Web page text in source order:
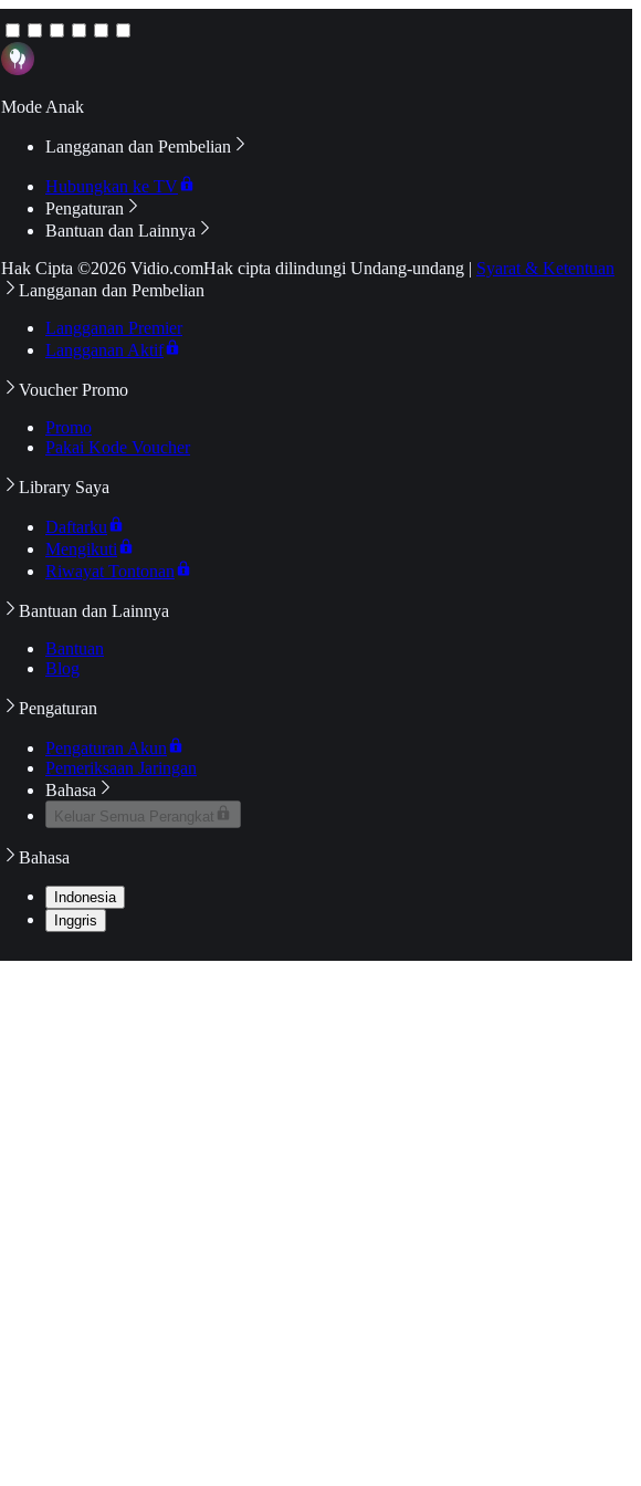
Mode Anak
Langganan dan Pembelian
Hubungkan ke TV
Pengaturan
Bantuan dan Lainnya
Hak Cipta ©2026 Vidio.comHak cipta dilindungi Undang-undang | Syarat & Ketentuan
Langganan dan Pembelian
Langganan Premier
Langganan Aktif
Voucher Promo
Promo
Pakai Kode Voucher
Library Saya
Daftarku
Mengikuti
Riwayat Tontonan
Bantuan dan Lainnya
Bantuan
Blog
Pengaturan
Pengaturan Akun
Pemeriksaan Jaringan
Bahasa
Keluar Semua Perangkat
Bahasa
Indonesia
Inggris